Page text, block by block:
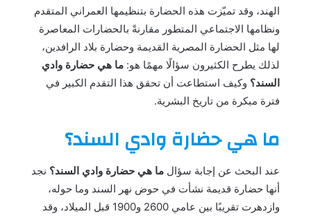
الهند، وقد تميّزت هذه الحضارة بتنظيمها العمراني المتقدم
ونظامها الاجتماعي المتطور مقارنةً بالحضارات المعاصرة
لها مثل الحضارة المصرية القديمة وحضارة بلاد الرافدين،
لذلك يطرح الكثيرون سؤالًا مهمًا هو: ما هي حضارة وادي
السند؟ وكيف استطاعت أن تحقق هذا التقدم الكبير في
فترة مبكرة من تاريخ البشرية.
ما هي حضارة وادي السند؟
عند البحث عن إجابة سؤال ما هي حضارة وادي السند؟ نجد
أنها حضارة قديمة نشأت في حوض نهر السند وما حوله،
وازدهرت تقريبًا بين عامي 2600 و1900 قبل الميلاد، وقد